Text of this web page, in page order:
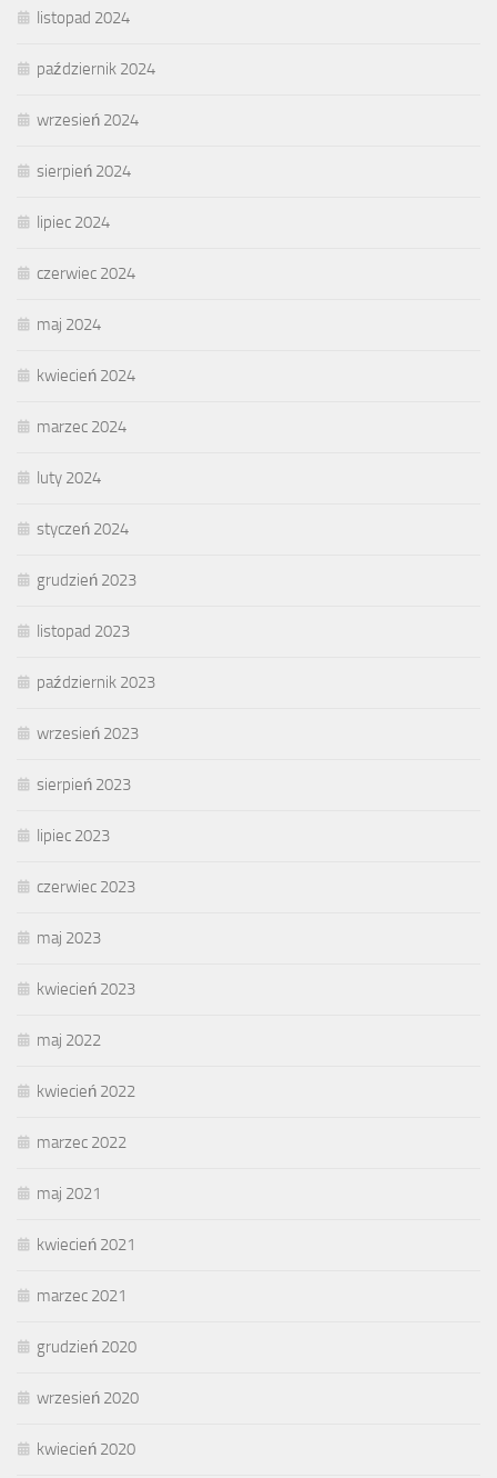
listopad 2024
październik 2024
wrzesień 2024
sierpień 2024
lipiec 2024
czerwiec 2024
maj 2024
kwiecień 2024
marzec 2024
luty 2024
styczeń 2024
grudzień 2023
listopad 2023
październik 2023
wrzesień 2023
sierpień 2023
lipiec 2023
czerwiec 2023
maj 2023
kwiecień 2023
maj 2022
kwiecień 2022
marzec 2022
maj 2021
kwiecień 2021
marzec 2021
grudzień 2020
wrzesień 2020
kwiecień 2020